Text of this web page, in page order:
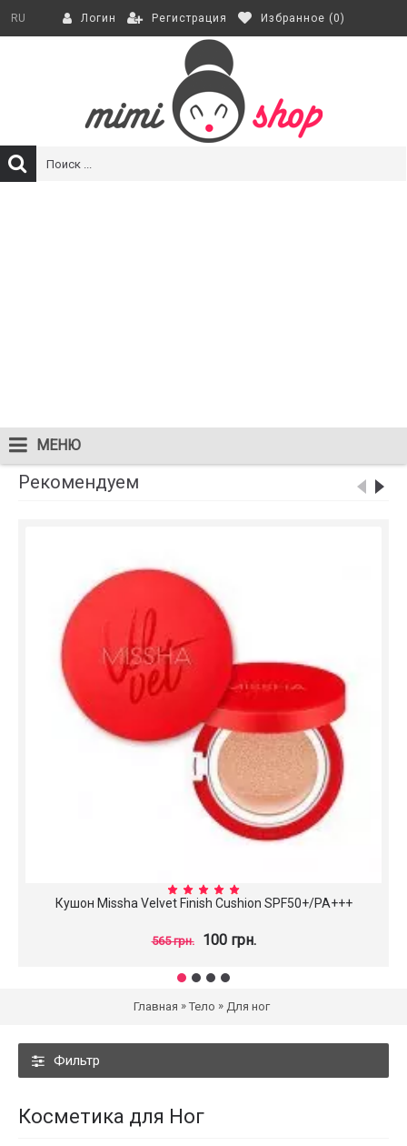
RU Логин Регистрация Избранное (0)
МЕНЮ
Рекомендуем
Кушон Missha Velvet Finish Cushion SPF50+/PA+++
565 грн. 100 грн.
Главная » Тело » Для ног
Фильтр
Косметика для Ног